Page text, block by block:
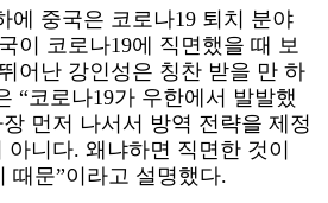
에 중국은 코로나19 퇴치 분야
이 코로나19에 직면했을 때 보
어난 강인성은 칭찬 받을 만 하
“코로나19가 우한에서 발발했
먼저 나서서 방역 전략을 제정
니다. 왜냐하면 직면한 것이
때문”이라고 설명했다.